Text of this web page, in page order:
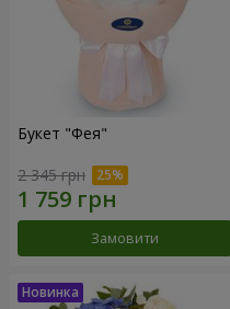
Букет "Фея"
2 345 грн
Замовити